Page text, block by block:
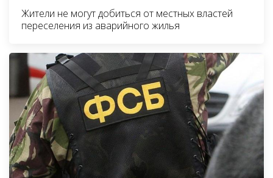
Жители не могут добиться от местных властей
переселения из аварийного жилья